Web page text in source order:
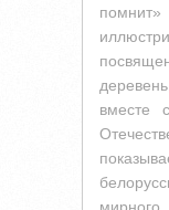
вместе